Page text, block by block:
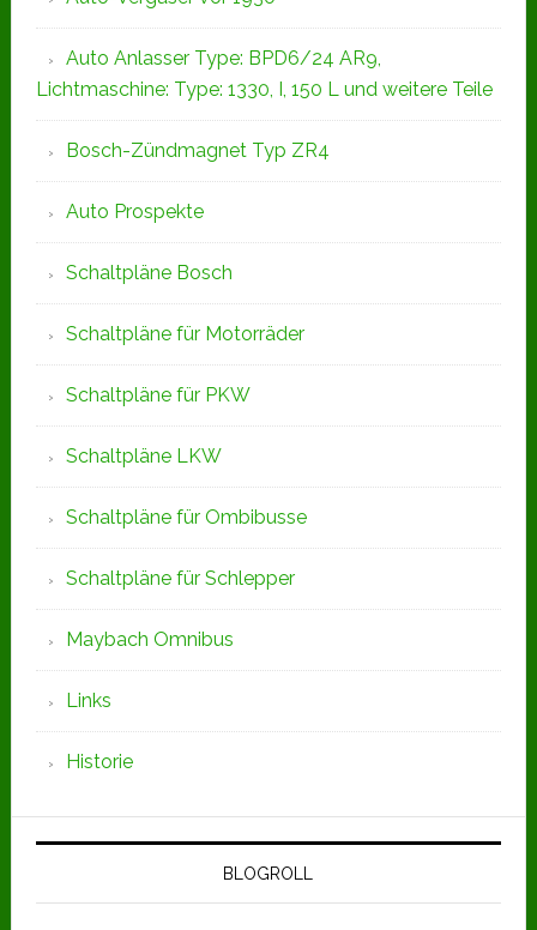
Auto Anlasser Type: BPD6/24 AR9,
Lichtmaschine: Type: 1330, I, 150 L und weitere Teile
Bosch-Zündmagnet Typ ZR4
Auto Prospekte
Schaltpläne Bosch
Schaltpläne für Motorräder
Schaltpläne für PKW
Schaltpläne LKW
Schaltpläne für Ombibusse
Schaltpläne für Schlepper
Maybach Omnibus
Links
Historie
BLOGROLL